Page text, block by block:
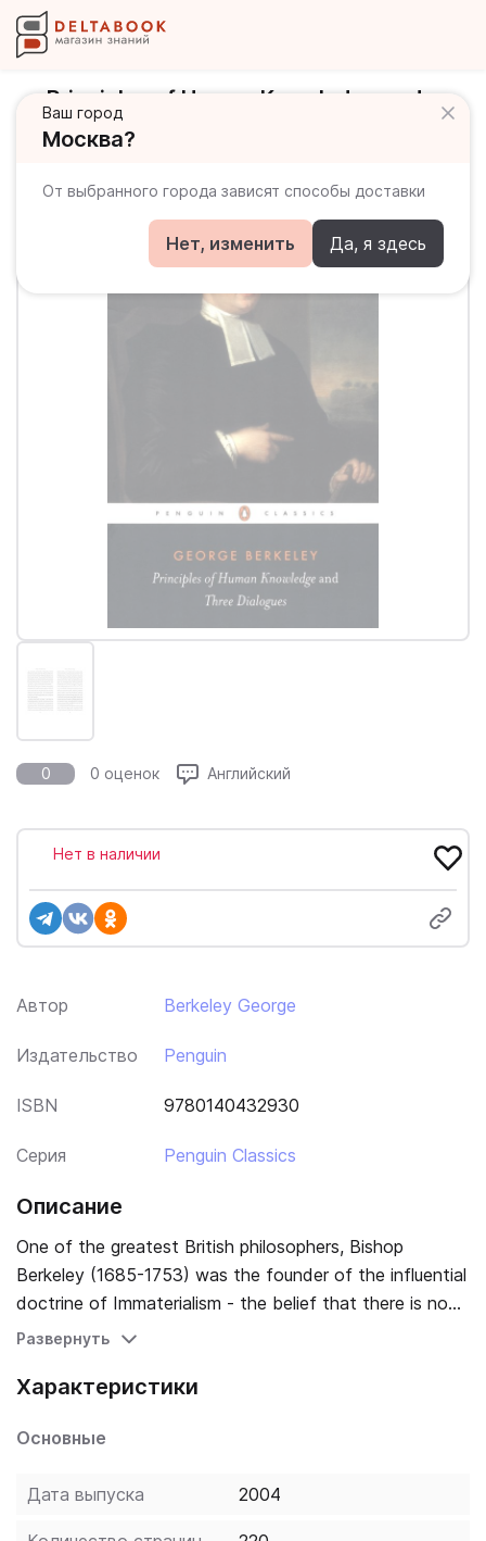
Ваш город
Москва?
От выбранного города зависят способы доставки
Нет, изменить Да, я здесь
Principles of Human Knowledge and
Three Dialogues between Hylas and
0 0 оценок Английский
Автор Berkeley George
Издательство Penguin
ISBN 9780140432930
Серия Penguin Classics
Нет в наличии
Описание
One of the greatest British philosophers, Bishop
Berkeley (1685-1753) was the founder of the influential
doctrine of Immaterialism - the belief that there is no
reality outside the mind, and that the existence of
The Principles of Human Knowledge eloquently outlines
the world consists purely of finite minds and ideas, and
reality, Berkeley's theory was at first heavily criticized
by his contemporaries, who feared its ideas would lead
Развернуть
Характеристики
Основные
Дата выпуска 2004